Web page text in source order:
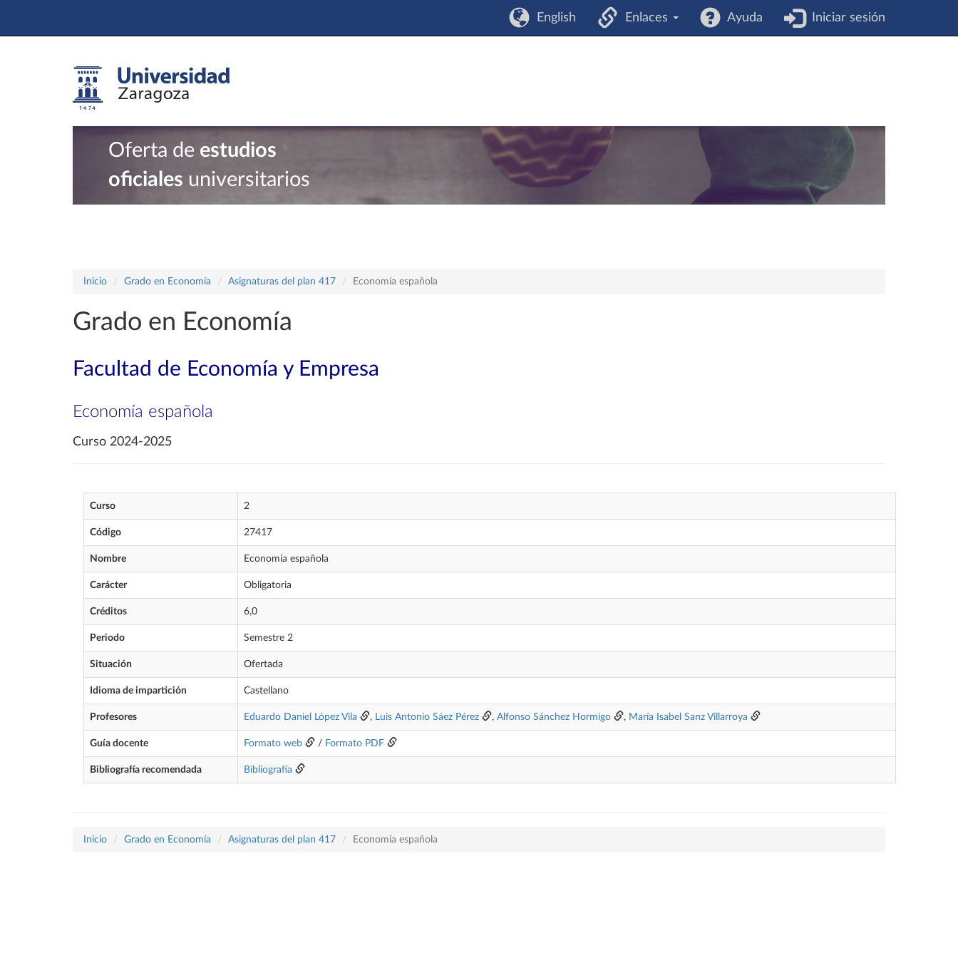
English Enlaces Ayuda Iniciar sesión
Oferta de estudios
oficiales universitarios
Inicio Grado en Economía Asignaturas del plan 417 Economía española
Grado en Economía
Facultad de Economía y Empresa
Economía española
Curso 2024-2025
Curso 2
Código 27417
Nombre Economía española
Carácter Obligatoria
Créditos 6,0
Periodo Semestre 2
Situación Ofertada
Idioma de impartición Castellano
Profesores Eduardo Daniel López Vila , Luis Antonio Sáez Pérez , Alfonso Sánchez Hormigo , María Isabel Sanz Villarroya
Guía docente Formato web / Formato PDF
Bibliografía recomendada Bibliografía
Inicio Grado en Economía Asignaturas del plan 417 Economía española